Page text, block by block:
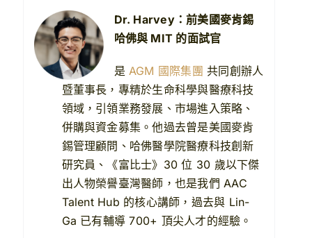
Dr. Harvey：前美國麥肯錫
哈佛與 MIT 的面試官
是 AGM 國際集團 共同創辦人
暨董事長，專精於生命科學與醫療科技
領域，引領業務發展、市場進入策略、
併購與資金募集。他過去曾是美國麥肯
錫管理顧問、哈佛醫學院醫療科技創新
研究員、《富比士》30 位 30 歲以下傑
出人物榮譽臺灣醫師，也是我們 AAC
Talent Hub 的核心講師，過去與 Lin-
Ga 已有輔導 700+ 頂尖人才的經驗。